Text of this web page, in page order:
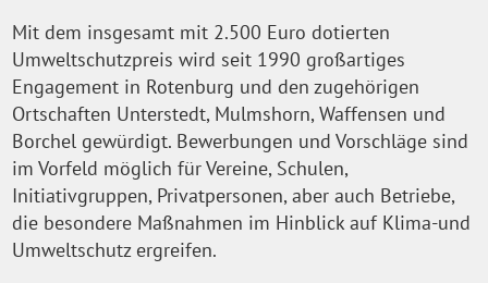
Mit dem insgesamt mit 2.500 Euro dotierten
Umweltschutzpreis wird seit 1990 großartiges
Engagement in Rotenburg und den zugehörigen
Ortschaften Unterstedt, Mulmshorn, Waffensen und
Borchel gewürdigt. Bewerbungen und Vorschläge sind
im Vorfeld möglich für Vereine, Schulen,
Initiativgruppen, Privatpersonen, aber auch Betriebe,
die besondere Maßnahmen im Hinblick auf Klima-und
Umweltschutz ergreifen.